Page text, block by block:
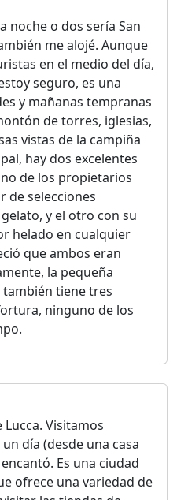
noche o dos sería San
me alojé. Aunque
en el medio del día,
seguro, es una
y mañanas tempranas
de torres, iglesias,
vistas de la campiña
hay dos excelentes
de los propietarios
de selecciones
y el otro con su
helado en cualquier
que ambos eran
la pequeña
también tiene tres
ninguno de los
Visitamos
día (desde una casa
Es una ciudad
ofrece una variedad de